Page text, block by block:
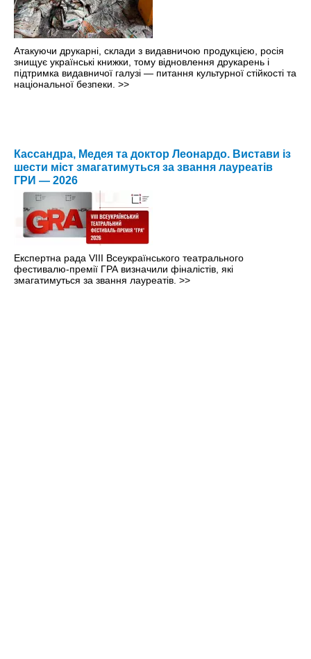
Атакуючи друкарні, склади з видавничою продукцією, росія
знищує українські книжки, тому відновлення друкарень і
підтримка видавничої галузі — питання культурної стійкості та
національної безпеки. >>
Кассандра, Медея та доктор Леонардо. Вистави із
шести міст змагатимуться за звання лауреатів
ГРИ — 2026
Експертна рада VIII Всеукраїнського театрального
фестивалю-премії ГРА визначили фіналістів, які
змагатимуться за звання лауреатів. >>